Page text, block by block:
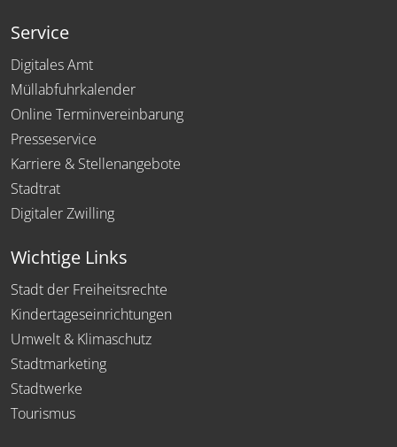
Service
Digitales Amt
Müllabfuhrkalender
Online Terminvereinbarung
Presseservice
Karriere & Stellenangebote
Stadtrat
Digitaler Zwilling
Wichtige Links
Stadt der Freiheitsrechte
Kindertageseinrichtungen
Umwelt & Klimaschutz
Stadtmarketing
Stadtwerke
Tourismus